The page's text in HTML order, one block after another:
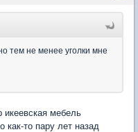
тем не менее уголки мне
икеевская мебель
как-то пару лет назад